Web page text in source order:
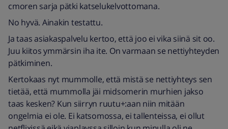
cmoren sarja pätki katselukelvottomana.
No hyvä. Ainakin testattu.
Ja taas asiakaspalvelu kertoo, että joo ei vika siinä sit oo.
Juu kiitos ymmärsin iha ite. On varmaan se nettiyhteyden
pätkiminen.
Kertokaas nyt mummolle, että mistä se nettiyhteys sen
tietää, että mummolla jäi midsomerin murhien jakso
taas kesken? Kun siirryn ruutu+:aan niin mitään
ongelmia ei ole. Ei katsomossa, ei tallenteissa, ei ollut